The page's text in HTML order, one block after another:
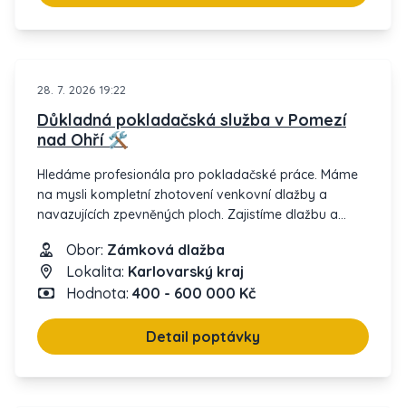
28. 7. 2026 19:22
Důkladná pokladačská služba v Pomezí
nad Ohří 🛠️
Hledáme profesionála pro pokladačské práce. Máme
na mysli kompletní zhotovení venkovní dlažby a
navazujících zpevněných ploch. Zajistíme dlažbu a
schopnostech a odbornosti. Součástí projektu jsou i
zemní práce spolu s pokládkou zámkové dlažby.
- Hloubení nezapažených rýh vhodné pro naše
potřeby.
- Tvorbu kvalitního lože pod dlažbu z kameniva.
Obor: Zámková dlažba
Lokalita: Karlovarský kraj
Hodnota: 400 - 600 000 Kč
Detail poptávky